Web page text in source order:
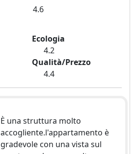
4.6
Ecologia
4.2
Qualità/Prezzo
4.4
È una struttura molto
accogliente.l'appartamento è
gradevole con una vista sul